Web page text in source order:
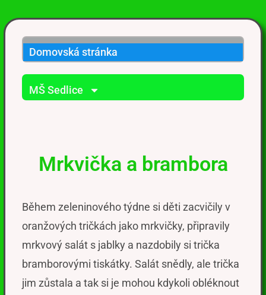
Domovská stránka
MŠ Sedlice
Mrkvička a brambora
Během zeleninového týdne si děti zacvičily v
oranžových tričkách jako mrkvičky, připravily
mrkvový salát s jablky a nazdobily si trička
bramborovými tiskátky. Salát snědly, ale trička
jim zůstala a tak si je mohou kdykoli obléknout